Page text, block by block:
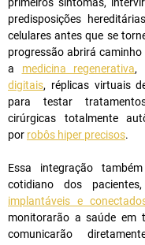
predisposições
celulares antes que se
progressão abrirá
a medicina regenerativa,
digitais, réplicas virtuais
para testar
cirúrgicas totalmente
por robôs hiper precisos.
Essa integração
cotidiano dos pacientes,
implantáveis e
monitorarão a saúde em
comunicarão